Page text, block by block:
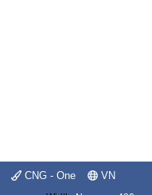
CNG - One VN